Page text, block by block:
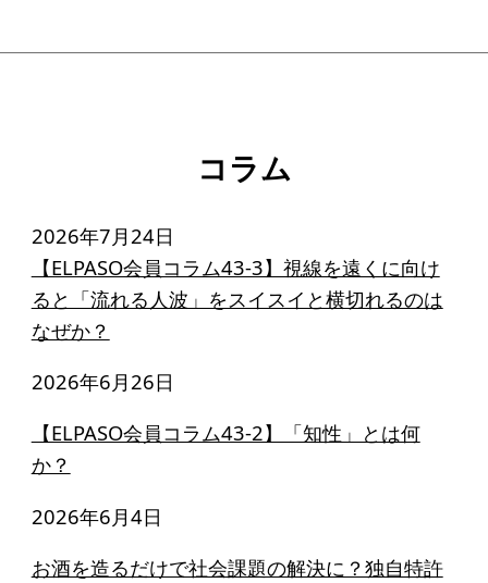
コラム
2026年7月24日
【ELPASO会員コラム43-3】視線を遠くに向け
ると「流れる人波」をスイスイと横切れるのは
なぜか？
2026年6月26日
【ELPASO会員コラム43-2】「知性」とは何
か？
2026年6月4日
お酒を造るだけで社会課題の解決に？独自特許